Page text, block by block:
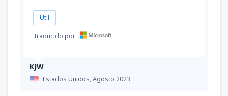
KJW
Estados Unidos,Agosto 2023
Útil
Traducido por